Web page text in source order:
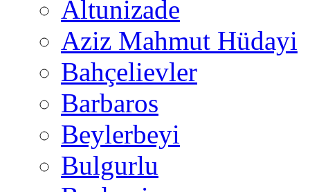
Altunizade
Aziz Mahmut Hüdayi
Bahçelievler
Barbaros
Beylerbeyi
Bulgurlu